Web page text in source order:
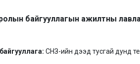
байгууллагын ажилтны
СНЗ-ийн дээд тусгай дунд